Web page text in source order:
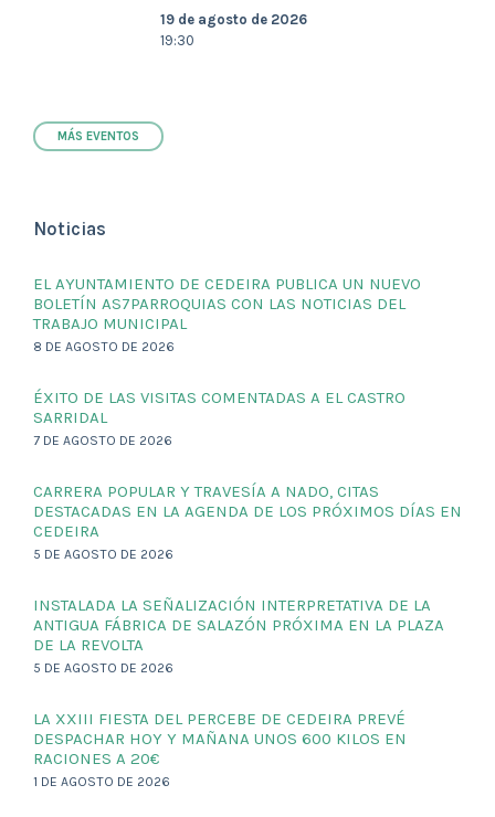
19 de agosto de 2026
19:30
MÁS EVENTOS
Noticias
EL AYUNTAMIENTO DE CEDEIRA PUBLICA UN NUEVO
BOLETÍN AS7PARROQUIAS CON LAS NOTICIAS DEL
TRABAJO MUNICIPAL
8 DE AGOSTO DE 2026
ÉXITO DE LAS VISITAS COMENTADAS A EL CASTRO
SARRIDAL
7 DE AGOSTO DE 2026
CARRERA POPULAR Y TRAVESÍA A NADO, CITAS
DESTACADAS EN LA AGENDA DE LOS PRÓXIMOS DÍAS EN
CEDEIRA
5 DE AGOSTO DE 2026
INSTALADA LA SEÑALIZACIÓN INTERPRETATIVA DE LA
ANTIGUA FÁBRICA DE SALAZÓN PRÓXIMA EN LA PLAZA
DE LA REVOLTA
5 DE AGOSTO DE 2026
LA XXIII FIESTA DEL PERCEBE DE CEDEIRA PREVÉ
DESPACHAR HOY Y MAÑANA UNOS 600 KILOS EN
RACIONES A 20€
1 DE AGOSTO DE 2026